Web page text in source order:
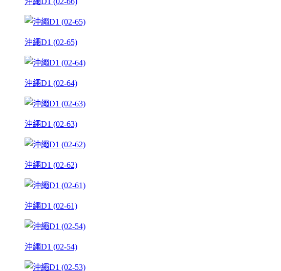
沖繩D1 (02-65)
沖繩D1 (02-64)
沖繩D1 (02-63)
沖繩D1 (02-62)
沖繩D1 (02-61)
沖繩D1 (02-54)